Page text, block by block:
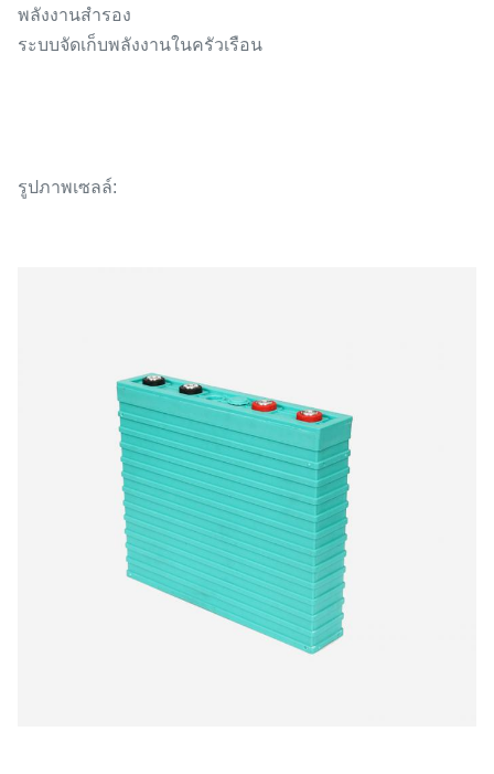
พลังงานสำรอง
ระบบจัดเก็บพลังงานในครัวเรือน
รูปภาพเซลล์: